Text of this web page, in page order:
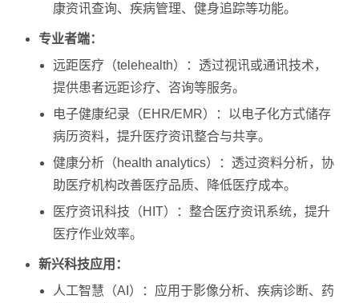
康资讯查询、疾病管理、健身追踪等功能。
专业者端：
远距医疗（telehealth）：透过视讯或通讯技术，
提供患者远距诊疗、咨询等服务。
电子健康纪录（EHR/EMR）：以电子化方式储存
病历资料，提升医疗资讯整合与共享。
健康分析（health analytics）：透过资料分析，协
助医疗机构改善医疗品质、降低医疗成本。
医疗资讯科技（HIT）：整合医疗资讯系统，提升
医疗作业效率。
新兴科技应用：
人工智慧（AI）：应用于影像分析、疾病诊断、药